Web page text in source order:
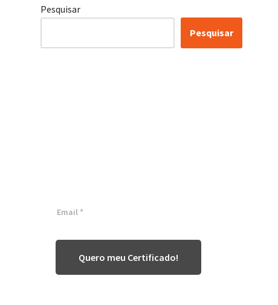
Pesquisar
Pesquisar
Quero meu Certificado!